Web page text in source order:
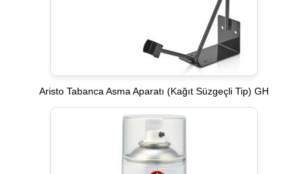
Aristo Tabanca Asma Aparatı (Kağıt Süzgeçli Tip) GH